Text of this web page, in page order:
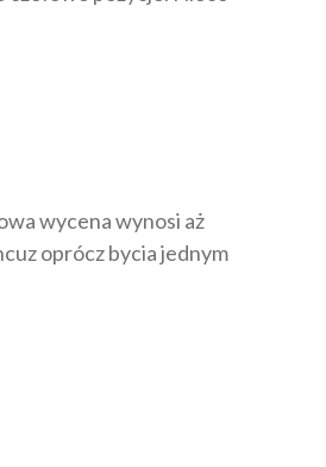
wycena wynosi aż
oprócz bycia jednym